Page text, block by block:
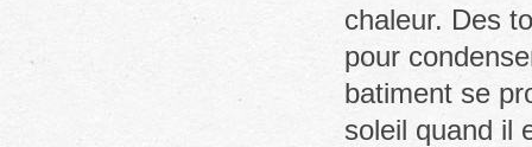
chaleur. Des
pour
batiment se
soleil quand il